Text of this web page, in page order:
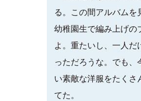
る。この間アルバムを
幼稚園生で編み上げの
よ。重たいし、一人だ
っただろうな。でも、
い素敵な洋服をたくさ
てた。